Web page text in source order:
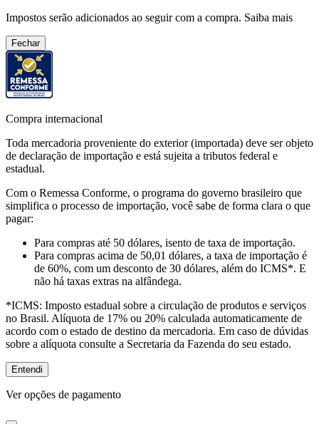
Impostos serão adicionados ao seguir com a compra. Saiba mais
Fechar
Compra internacional
Toda mercadoria proveniente do exterior (importada) deve ser objeto
de declaração de importação e está sujeita a tributos federal e
estadual.
Com o Remessa Conforme, o programa do governo brasileiro que
simplifica o processo de importação, você sabe de forma clara o que
pagar:
Para compras até 50 dólares, isento de taxa de importação.
Para compras acima de 50,01 dólares, a taxa de importação é
de 60%, com um desconto de 30 dólares, além do ICMS*. E
não há taxas extras na alfândega.
*ICMS: Imposto estadual sobre a circulação de produtos e serviços
no Brasil. Alíquota de 17% ou 20% calculada automaticamente de
acordo com o estado de destino da mercadoria. Em caso de dúvidas
sobre a alíquota consulte a Secretaria da Fazenda do seu estado.
Entendi
Ver opções de pagamento